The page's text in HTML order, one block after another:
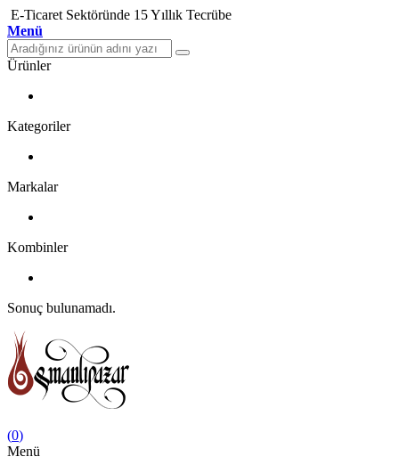
E-Ticaret Sektöründe 15 Yıllık Tecrübe
Menü
Ürünler
Kategoriler
Markalar
Kombinler
Sonuç bulunamadı.
(0)
Menü